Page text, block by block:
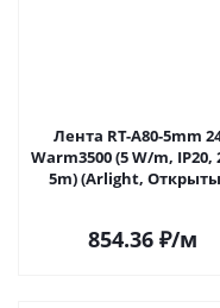
Лента RT-A80-5mm
Warm3500 (5 W/m, IP20,
5m) (Arlight,
854.36 ₽/м